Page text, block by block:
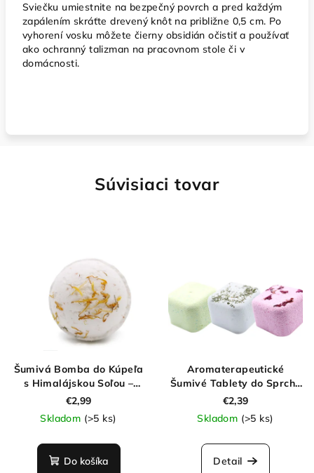
Sviečku umiestnite na bezpečný povrch a pred každým
zapálením skráťte drevený knôt na približne 0,5 cm. Po
vyhorení vosku môžete čierny obsidián očistiť a používať
ako ochranný talizman na pracovnom stole či v
domácnosti.
Súvisiaci tovar
Šumivá Bomba do Kúpeľa
s Himalájskou Soľou –
Energia 180g
€2,99
Skladom (>5 ks)
Do košíka
Aromaterapeutické
Šumivé Tablety do Sprchy
70g
€2,39
Skladom (>5 ks)
Detail